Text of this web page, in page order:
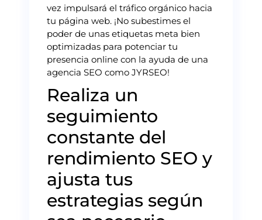
vez impulsará el tráfico orgánico hacia
tu página web. ¡No subestimes el
poder de unas etiquetas meta bien
optimizadas para potenciar tu
presencia online con la ayuda de una
agencia SEO como JYRSEO!
Realiza un
seguimiento
constante del
rendimiento SEO y
ajusta tus
estrategias según